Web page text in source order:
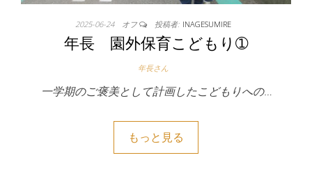
2025-06-24 オフ 投稿者: INAGESUMIRE
年長 園外保育こどもり➀
年長さん
一学期のご褒美として計画したこどもりへの…
もっと見る